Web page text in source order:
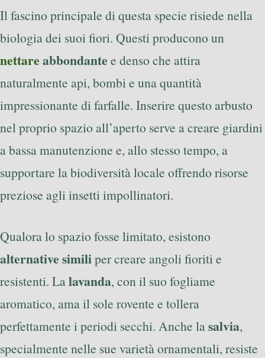
Il fascino principale di questa specie risiede nella
biologia dei suoi fiori. Questi producono un
nettareabbondante e denso che attira
naturalmente api, bombi e una quantità
impressionante di farfalle. Inserire questo arbusto
nel proprio spazio all’aperto serve a creare giardini
a bassa manutenzione e, allo stesso tempo, a
supportare la biodiversità locale offrendo risorse
preziose agli insetti impollinatori.
Qualora lo spazio fosse limitato, esistono
alternative similiper creare angoli fioriti e
resistenti. Lalavanda, con il suo fogliame
aromatico, ama il sole rovente e tollera
perfettamente i periodi secchi. Anche lasalvia,
specialmente nelle sue varietà ornamentali, resiste